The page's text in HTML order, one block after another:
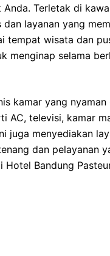
Terletak di
layanan yang
tempat wisata dan
menginap selama
kamar yang
AC, televisi, kamar
juga menyediakan
dan pelayanan
Bandung